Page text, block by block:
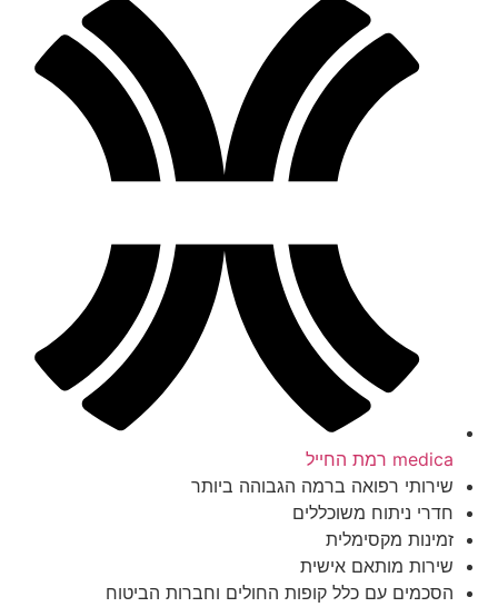
medica רמת החייל
שירותי רפואה ברמה הגבוהה ביותר
חדרי ניתוח משוכללים
זמינות מקסימלית
שירות מותאם אישית
הסכמים עם כלל קופות החולים וחברות הביטוח